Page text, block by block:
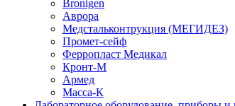
Bronigen
Аврора
Медстальконтрукция (МЕГИДЕЗ)
Промет-сейф
Ферропласт Медикал
Кронт-М
Армед
Масса-К